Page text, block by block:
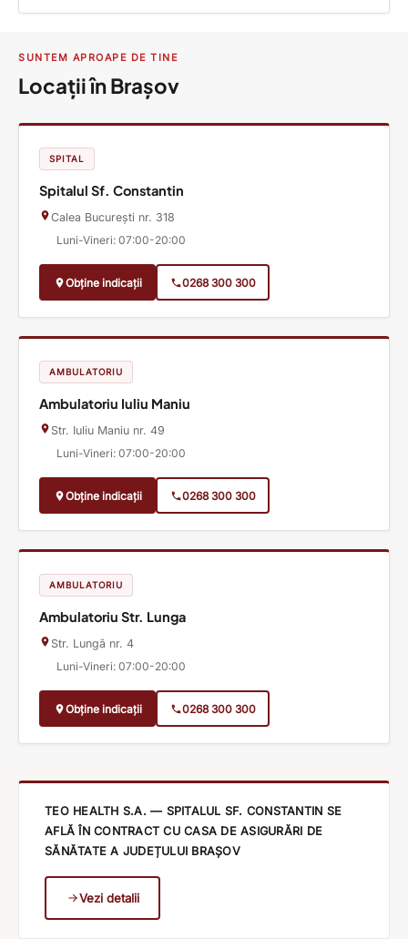
afectează semnificativ fluxul de sânge către mușchiul inimii. În
(Resting Full-cycle Ratio) oferă informații [...]
SUNTEM APROAPE DE TINE
Locații în Brașov
SPITAL
Spitalul Sf. Constantin
Calea București nr. 318
Luni-Vineri: 07:00-20:00
Obține indicații 0268 300 300
AMBULATORIU
Ambulatoriu Iuliu Maniu
Str. Iuliu Maniu nr. 49
Luni-Vineri: 07:00-20:00
Obține indicații 0268 300 300
AMBULATORIU
Ambulatoriu Str. Lunga
Str. Lungă nr. 4
Luni-Vineri: 07:00-20:00
Obține indicații 0268 300 300
TEO HEALTH S.A. — SPITALUL SF. CONSTANTIN SE
AFLĂ ÎN CONTRACT CU CASA DE ASIGURĂRI DE
SĂNĂTATE A JUDEȚULUI BRAȘOV
Vezi detalii